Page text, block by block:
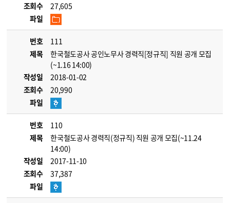
조회수
27,605
파일
번호
111
제목
한국철도공사 공인노무사 경력직[정규직] 직원 공개 모집
(~1.16 14:00)
작성일
2018-01-02
조회수
20,990
파일
번호
110
제목
한국철도공사 경력직(정규직) 직원 공개 모집(~11.24
14:00)
작성일
2017-11-10
조회수
37,387
파일